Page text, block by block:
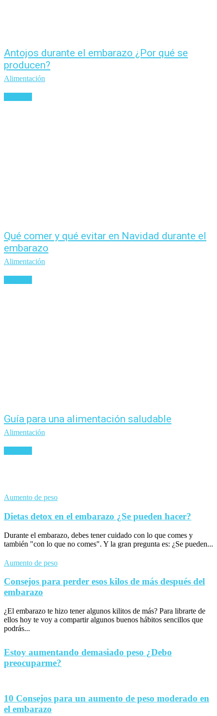
Antojos durante el embarazo ¿Por qué se
producen?
Alimentación
Qué comer y qué evitar en Navidad durante el
embarazo
Alimentación
Guía para una alimentación saludable
Alimentación
Aumento de peso
Dietas detox en el embarazo ¿Se pueden hacer?
Durante el embarazo, debes tener cuidado con lo que comes y
también "con lo que no comes". Y la gran pregunta es: ¿Se pueden...
Aumento de peso
Consejos para perder esos kilos de más después del
embarazo
¿El embarazo te hizo tener algunos kilitos de más? Para librarte de
ellos hoy te voy a compartir algunos buenos hábitos sencillos que
podrás...
Estoy aumentando demasiado peso ¿Debo
preocuparme?
10 Consejos para un aumento de peso moderado en
el embarazo